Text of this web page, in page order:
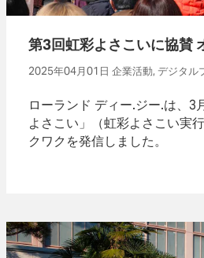
第3回虹彩よさこいに協賛
2025年04月01日 企業活動, デジタル
ローランド ディー.ジー.は、
よさこい」（虹彩よさこい実
クワクを発信しました。